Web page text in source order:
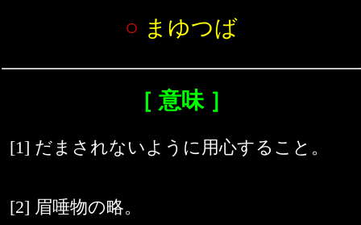
○ まゆつば
［ 意味 ］
[1] だまされないように用心すること。
[2] 眉唾物の略。